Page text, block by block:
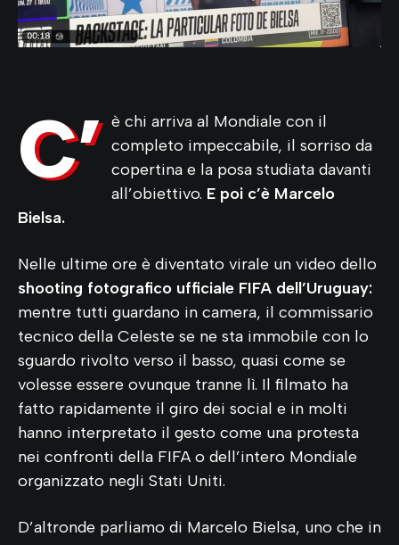
C’ è chi arriva al Mondiale con il
completo impeccabile, il sorriso da
copertina e la posa studiata davanti
all’obiettivo. E poi c’è Marcelo
Bielsa.
Nelle ultime ore è diventato virale un video dello
shooting fotografico ufficiale FIFA dell’Uruguay:
mentre tutti guardano in camera, il commissario
tecnico della Celeste se ne sta immobile con lo
sguardo rivolto verso il basso, quasi come se
volesse essere ovunque tranne lì. Il filmato ha
fatto rapidamente il giro dei social e in molti
hanno interpretato il gesto come una protesta
nei confronti della FIFA o dell’intero Mondiale
organizzato negli Stati Uniti.
D’altronde parliamo di Marcelo Bielsa, uno che in